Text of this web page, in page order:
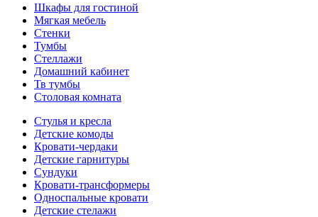
Шкафы для гостиной
Мягкая мебель
Стенки
Тумбы
Стеллажи
Домашний кабинет
Тв тумбы
Столовая комната
Стулья и кресла
Детские комоды
Кровати-чердаки
Детские гарнитуры
Сундуки
Кровати-трансформеры
Односпальные кровати
Детские стелажи